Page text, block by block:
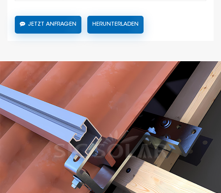
JETZT ANFRAGEN HERUNTERLADEN